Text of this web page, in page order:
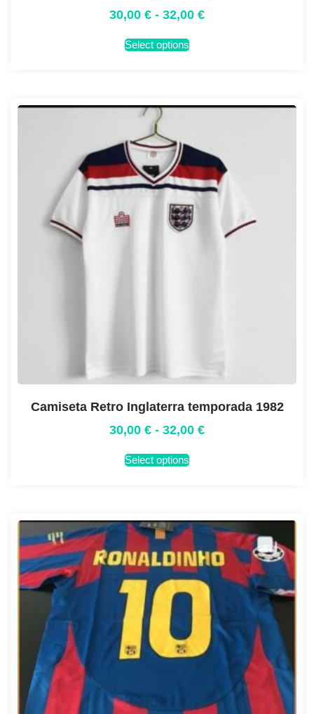
30,00 € - 32,00 €
Select options
Camiseta Retro Inglaterra temporada 1982
30,00 € - 32,00 €
Select options